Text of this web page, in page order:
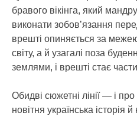
бравого вікінга, який
виконати зобов’язання
врешті опиняється за
світу, а й узагалі поза
землями, і врешті стає
Обидві сюжетні лінії — і
новітня українська історія